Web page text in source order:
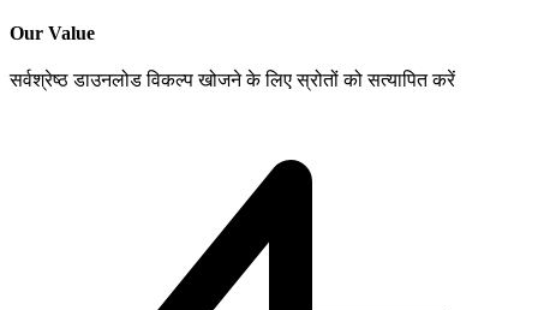
Our Value
सर्वश्रेष्ठ डाउनलोड विकल्प खोजने के लिए स्रोतों को सत्यापित करें